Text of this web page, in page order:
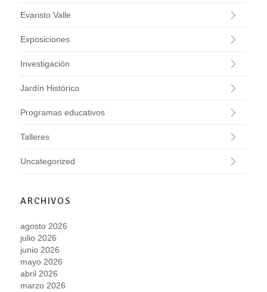
Evaristo Valle
Exposiciones
Investigación
Jardín Histórico
Programas educativos
Talleres
Uncategorized
ARCHIVOS
agosto 2026
julio 2026
junio 2026
mayo 2026
abril 2026
marzo 2026